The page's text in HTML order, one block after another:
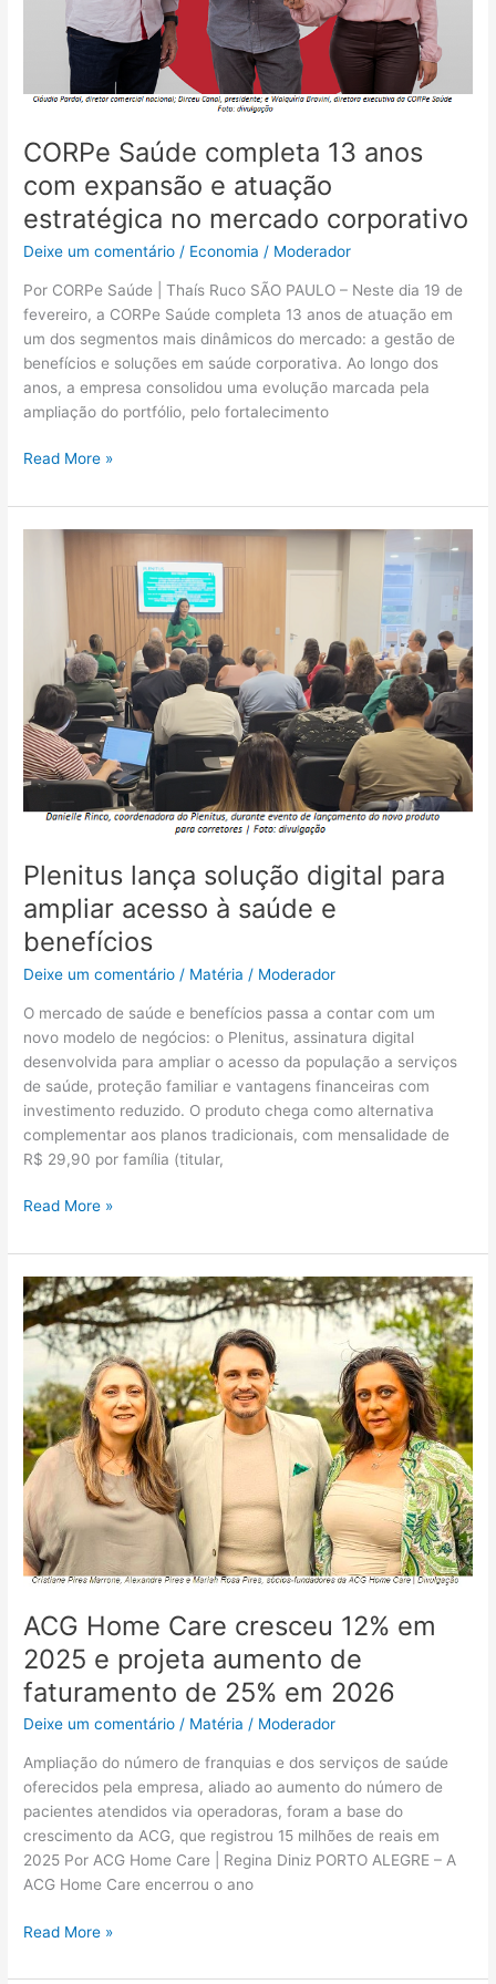
CORPe Saúde completa 13 anos
com expansão e atuação
estratégica no mercado corporativo
Deixe um comentário / Economia / Moderador
Por CORPe Saúde | Thaís Ruco SÃO PAULO – Neste dia 19 de
fevereiro, a CORPe Saúde completa 13 anos de atuação em
um dos segmentos mais dinâmicos do mercado: a gestão de
benefícios e soluções em saúde corporativa. Ao longo dos
anos, a empresa consolidou uma evolução marcada pela
ampliação do portfólio, pelo fortalecimento
mercado
corporativo
Read More »
Plenitus lança solução digital para
ampliar acesso à saúde e
benefícios
Deixe um comentário / Matéria / Moderador
O mercado de saúde e benefícios passa a contar com um
novo modelo de negócios: o Plenitus, assinatura digital
desenvolvida para ampliar o acesso da população a serviços
de saúde, proteção familiar e vantagens financeiras com
investimento reduzido. O produto chega como alternativa
complementar aos planos tradicionais, com mensalidade de
R$ 29,90 por família (titular,
Plenitus
solução
ampliar
acesso
saúde
e
benefícios
Read More »
ACG Home Care cresceu 12% em
2025 e projeta aumento de
faturamento de 25% em 2026
Deixe um comentário / Matéria / Moderador
Ampliação do número de franquias e dos serviços de saúde
oferecidos pela empresa, aliado ao aumento do número de
pacientes atendidos via operadoras, foram a base do
crescimento da ACG, que registrou 15 milhões de reais em
2025 Por ACG Home Care | Regina Diniz PORTO ALEGRE – A
ACG Home Care encerrou o ano
ACG
Home
Care
cresceu
12%
em
2025
e
projeta
aumento
de
faturamento
de
em
2026
Read More »